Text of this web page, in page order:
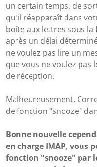
un certain temps, de
qu'il réapparaît dans
boîte aux lettres sous
après un délai
ne voulez pas lire un
que vous ne voulez pas
de réception.
Malheureusement,
de fonction "snooze"
Bonne nouvelle
en charge IMAP, vous
fonction "snooze" par